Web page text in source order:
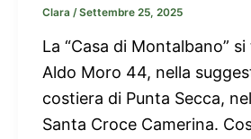
Clara /Settembre 25, 2025
La “Casa di Montalbano”
Aldo Moro 44, nella
costiera di Punta Secca,
Santa Croce Camerina.